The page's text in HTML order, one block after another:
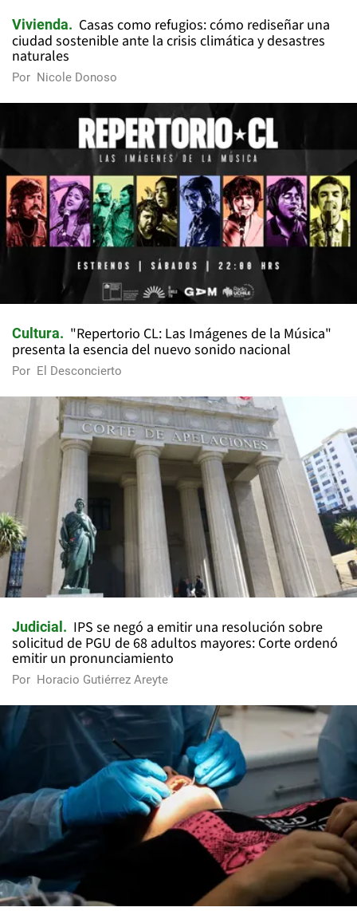
Vivienda
Casas como refugios: cómo rediseñar una
ciudad sostenible ante la crisis climática y desastres
naturales
Por Nicole Donoso
Cultura
"Repertorio CL: Las Imágenes de la Música"
presenta la esencia del nuevo sonido nacional
Por El Desconcierto
Judicial
IPS se negó a emitir una resolución sobre
solicitud de PGU de 68 adultos mayores: Corte ordenó
emitir un pronunciamiento
Por Horacio Gutiérrez Areyte